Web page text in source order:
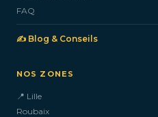
FAQ
✍️ Blog & Conseils
NOS ZONES
📍 Lille
Roubaix